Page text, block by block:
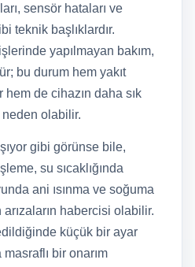
sensör hataları ve
teknik başlıklardır.
yapılmayan bakım,
bu durum hem yakıt
de cihazın daha sık
neden olabilir.
gibi görünse bile,
su sıcaklığında
ani ısınma ve soğuma
habercisi olabilir.
küçük bir ayar
bir onarım